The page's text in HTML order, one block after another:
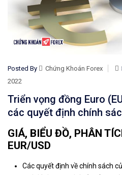
Posted By Chứng Khoán Forex
2022
Triển vọng đồng Euro
các quyết định chính
GIÁ, BIỂU ĐỒ, PHÂN
EUR/USD
Các quyết định về chính sách